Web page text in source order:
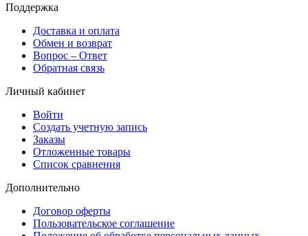
Поддержка
Доставка и оплата
Обмен и возврат
Вопрос – Ответ
Обратная связь
Личный кабинет
Войти
Создать учетную запись
Заказы
Отложенные товары
Список сравнения
Дополнительно
Договор оферты
Пользовательское соглашение